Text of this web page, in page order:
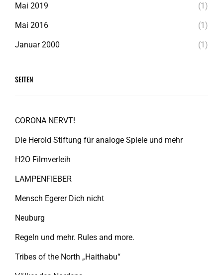
Mai 2019 (1)
Mai 2016 (1)
Januar 2000 (1)
SEITEN
CORONA NERVT!
Die Herold Stiftung für analoge Spiele und mehr
H2O Filmverleih
LAMPENFIEBER
Mensch Egerer Dich nicht
Neuburg
Regeln und mehr. Rules and more.
Tribes of the North „Haithabu“